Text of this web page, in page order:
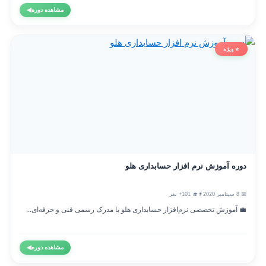
مشاهده دوره◀
⭐ ویژه
دوره آموزش نرم افزار حسابداری هلو
👨‍🎓 101+ نفر
💼 آموزش تخصصی نرم‌افزار حسابداری هلو با مدرک رسمی فنی و حرفه‌ای...
مشاهده دوره◀